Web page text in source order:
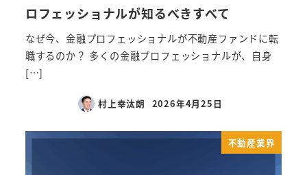
ロフェッショナルが知るべきすべて
なぜ今、金融プロフェッショナルが不動産ファンドに転
職するのか？ 多くの金融プロフェッショナルが、自身
[…]
村上幸汰朗 2026年4月25日
不動産業界